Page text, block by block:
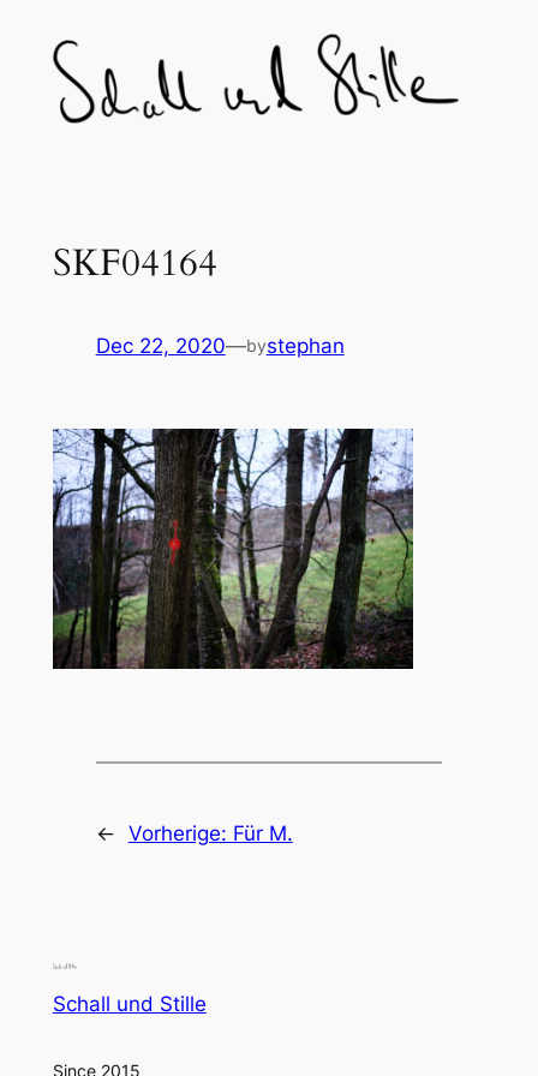
content
SKF04164
Dec 22, 2020—bystephan
← Vorherige: Für M.
Schall und Stille
Since 2015